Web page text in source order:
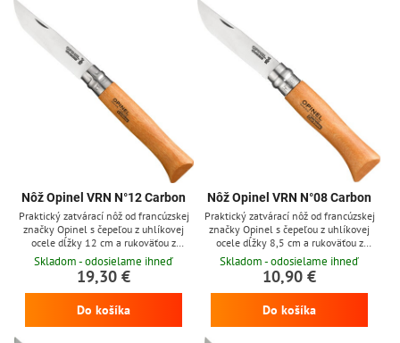
Nôž Opinel VRN N°12 Carbon
Praktický zatvárací nôž od francúzskej
značky Opinel s čepeľou z uhlíkovej
ocele dĺžky 12 cm a rukoväťou z
bukového dreva, nôž obsahuje otočnú
poistku Viroblock. Čepeľ z uhlíkovej ocele
dobre drží ostrie a ľahko sa brúsi, avšak
je vysoko náchylná k hrdzaveniu (nôž
treba po použití dôkladne vyčistiť, vysušiť
Skladom - odosielame ihneď
19,30 €
Do košíka
Nôž Opinel VRN N°08 Carbon
Praktický zatvárací nôž od francúzskej
značky Opinel s čepeľou z uhlíkovej
ocele dĺžky 8,5 cm a rukoväťou z
bukového dreva, nôž obsahuje otočnú
poistku Viroblock. Čepeľ z uhlíkovej ocele
dobre drží ostrie a ľahko sa brúsi, avšak
je vysoko náchylná k hrdzaveniu (nôž
treba po použití dôkladne vyčistiť, vysušiť
Skladom - odosielame ihneď
10,90 €
Do košíka